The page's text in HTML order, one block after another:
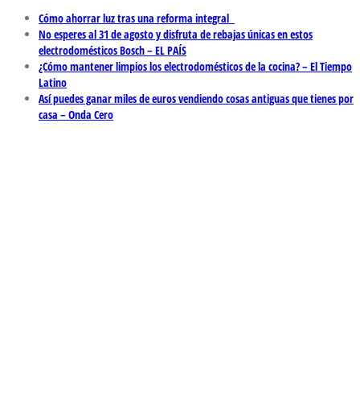
Cómo ahorrar luz tras una reforma integral
No esperes al 31 de agosto y disfruta de rebajas únicas en estos
electrodomésticos Bosch – EL PAÍS
¿Cómo mantener limpios los electrodomésticos de la cocina? – El Tiempo
Latino
Así puedes ganar miles de euros vendiendo cosas antiguas que tienes por
casa – Onda Cero